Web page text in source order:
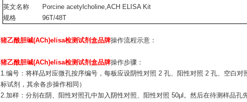
英文名称
Porcine acetylcholine,ACH ELISA Kit
规格
96T/48T
猪乙酰胆碱(ACh)elisa检测试剂盒品牌操作流程示意：
猪乙酰胆碱(ACh)elisa检测试剂盒品牌操作步骤：
1.编号：将样品对应微孔按序编号，每板应设阴性对照 2 孔、阳性对照 2 孔、空白对
标试剂，其余各步操作相同）
2.加样：分别在阴、阳性对照孔中加入阴性对照、阳性对照 50μl。然后在待测样品孔